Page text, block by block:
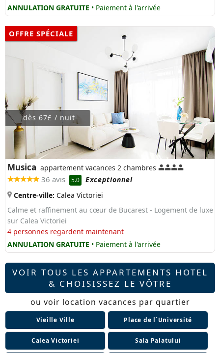
ANNULATION GRATUITE • Paiement à l'arrivée
OFFRE SPÉCIALE
dès 67£ / nuit
Musica appartement vacances 2 chambres
36 avis 5.0
Exceptionnel
Centre-ville: Calea Victoriei
Calme et raffinement au cœur de Bucarest - Logement de luxe
sur Calea Victoriei
4 personnes regardent maintenant
ANNULATION GRATUITE • Paiement à l'arrivée
VOIR TOUS LES APPARTEMENTS HOTEL
& CHOISISSEZ LE VÔTRE
ou voir location vacances par quartier
Vieille Ville Place de l`Université
Calea Victoriei Sala Palatului